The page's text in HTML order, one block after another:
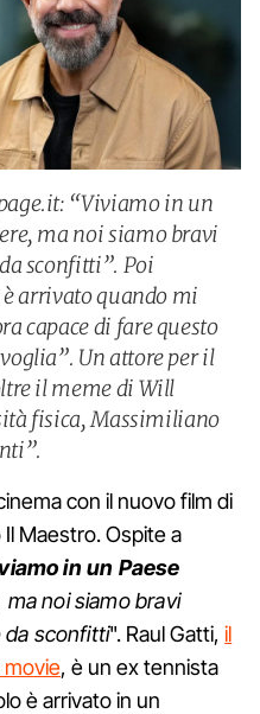
“Viviamo in un
ma noi siamo bravi
sconfitti”. Poi
arrivato quando mi
capace di fare questo
Un attore per il
il meme di Will
fisica, Massimiliano
con il nuovo film di
Maestro. Ospite a
in un Paese
ma noi siamo bravi
da sconfitti". Raul Gatti,il
movie, è un ex tennista
è arrivato in un